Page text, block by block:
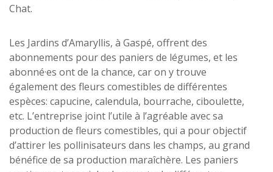
Chat.
Les Jardins d’Amaryllis, à Gaspé, offrent des
abonnements pour des paniers de légumes, et les
abonné·es ont de la chance, car on y trouve
également des fleurs comestibles de différentes
espèces: capucine, calendula, bourrache, ciboulette,
etc. L’entreprise joint l’utile à l’agréable avec sa
production de fleurs comestibles, qui a pour objectif
d’attirer les pollinisateurs dans les champs, au grand
bénéfice de sa production maraîchère. Les paniers